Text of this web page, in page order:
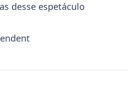
desse espetáculo